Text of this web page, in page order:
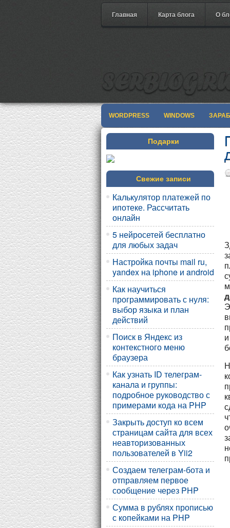
Главная Карта блога О
WORDPRESS WINDOWS
Подарки
Свежие записи
Калькулятор платежей по
ипотеке. Рассчитать
онлайн
5 нейросетей бесплатно
для любых задач
Настройка почты mail ru,
yandex на iphone и android
Как научиться
программировать с нуля:
выбор языка и план
действий
Поиск в Яндекс из
контекстного меню
браузера
Как узнать ID телеграм-
канала и группы:
подробное руководство с
примерами кода на PHP
Закрыть доступ ко всем
страницам сайта для всех
неавторизованных
пользователей в Yii2
Создаем телеграм-бота и
отправляем первое
сообщение через PHP
Сумма в рублях прописью
с копейками на PHP